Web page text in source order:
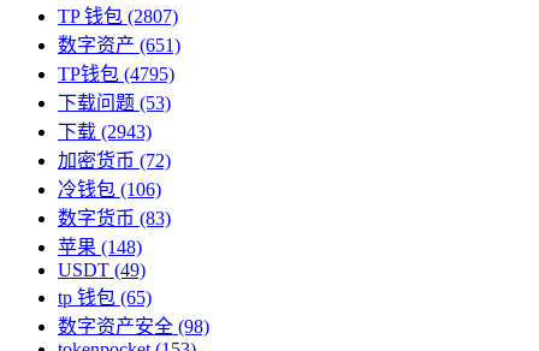
TP 钱包 (2807)
数字资产 (651)
TP钱包 (4795)
下载问题 (53)
下载 (2943)
加密货币 (72)
冷钱包 (106)
数字货币 (83)
苹果 (148)
USDT (49)
tp 钱包 (65)
数字资产安全 (98)